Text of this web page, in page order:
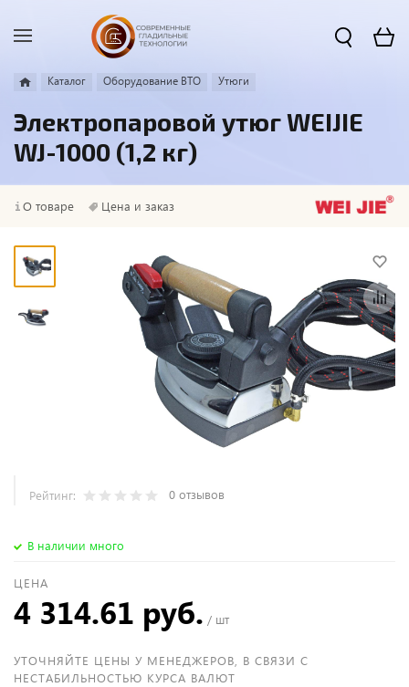
Каталог Оборудование ВТО Утюги
Электропаровой утюг WEIJIE
WJ-1000 (1,2 кг)
О товаре Цена и заказ
Рейтинг: 0 отзывов
В наличии много
ЦЕНА
4 314.61 руб. / шт
УТОЧНЯЙТЕ ЦЕНЫ У МЕНЕДЖЕРОВ, В СВЯЗИ С
НЕСТАБИЛЬНОСТЬЮ КУРСА ВАЛЮТ